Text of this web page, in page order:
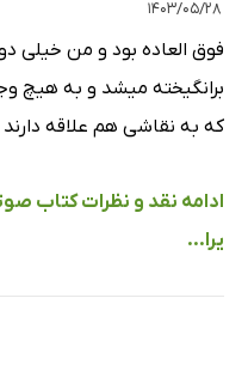
۱۴۰۳/۰۵/۲۸
فوق العاده بود و من خیلی
برانگیخته میشد و به هیچ
که به نقاشی هم علاقه
ادامه نقد و نظرات کتاب
یرا...